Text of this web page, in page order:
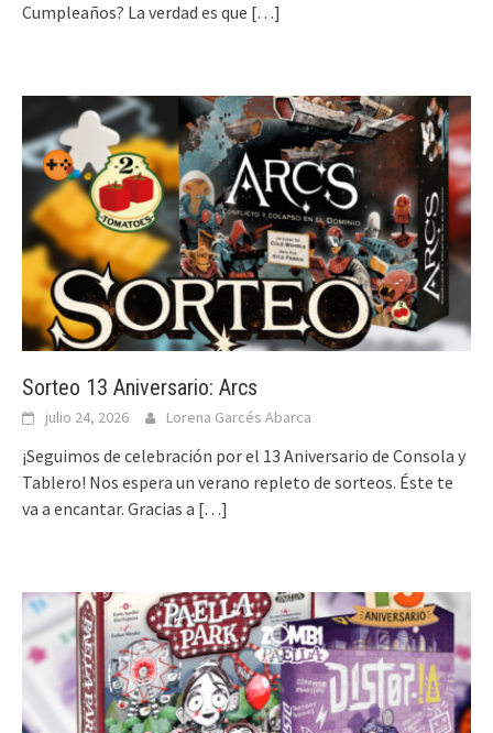
Cumpleaños? La verdad es que […]
Sorteo 13 Aniversario: Arcs
julio 24, 2026 Lorena Garcés Abarca
¡Seguimos de celebración por el 13 Aniversario de Consola y
Tablero! Nos espera un verano repleto de sorteos. Éste te
va a encantar. Gracias a […]